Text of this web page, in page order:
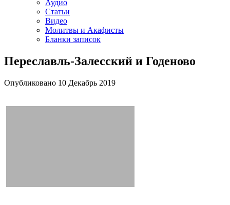
Аудио
Статьи
Видео
Молитвы и Акафисты
Бланки записок
Переславль-Залесский и Годеново
Опубликовано 10 Декабрь 2019